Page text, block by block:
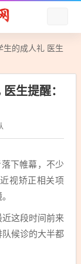
生的成人礼 医生
生提醒：
下帷幕，不少
视矫正相关项
这段时间前来
候诊的大半都